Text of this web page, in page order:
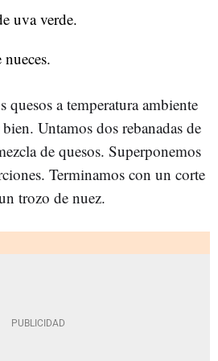
uva verde.
quesos a temperatura ambiente
Untamos dos rebanadas de
de quesos. Superponemos
Terminamos con un corte
trozo de nuez.